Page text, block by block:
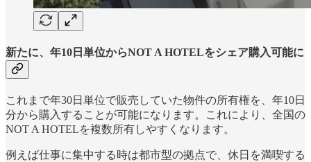
新たに、年10日単位からNOT A HOTELをシェア購入可能に
これまで年30日単位で販売していた物件の所有権を、年10日
分から購入することが可能になります。これにより、全国の
NOT A HOTELを複数所有しやすくなります。
例えば仕事に集中する時は都市型の拠点で、休日を満喫する